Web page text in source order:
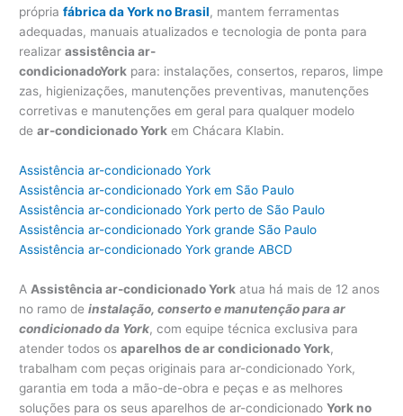
própriafábrica da York no Brasil, mantem ferramentas
adequadas, manuais atualizados e tecnologia de ponta para
realizarassistência ar-
condicionadoYork para: instalações, consertos, reparos, limpe
zas, higienizações, manutenções preventivas, manutenções
corretivas e manutenções em geral para qualquer modelo
dear-condicionado York em Chácara Klabin.
Assistência ar-condicionado York
Assistência ar-condicionado York em São Paulo
Assistência ar-condicionado York perto de São Paulo
Assistência ar-condicionado York grande São Paulo
Assistência ar-condicionado York grande ABCD
A Assistência ar-condicionado York atua há mais de 12 anos
no ramo deinstalação, conserto e manutenção para ar
condicionado da York, com equipe técnica exclusiva para
atender todos osaparelhos de ar condicionado York,
trabalham com peças originais para ar-condicionado York,
garantia em toda a mão-de-obra e peças e as melhores
soluções para os seus aparelhos de ar-condicionadoYork no